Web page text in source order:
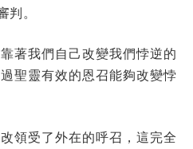
。
著我們自己改變我們悖逆的
聖靈有效的恩召能夠改變悖
領受了外在的呼召，這完全